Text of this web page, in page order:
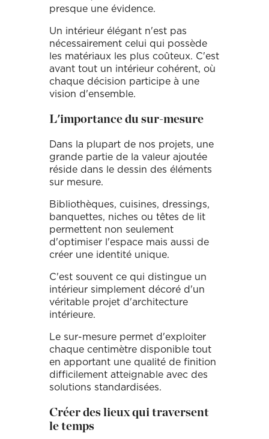
presque une évidence.
Un intérieur élégant n'est pas
nécessairement celui qui possède
les matériaux les plus coûteux. C'est
avant tout un intérieur cohérent, où
chaque décision participe à une
vision d'ensemble.
L'importance du sur-mesure
Dans la plupart de nos projets, une
grande partie de la valeur ajoutée
réside dans le dessin des éléments
sur mesure.
Bibliothèques, cuisines, dressings,
banquettes, niches ou têtes de lit
permettent non seulement
d'optimiser l'espace mais aussi de
créer une identité unique.
C'est souvent ce qui distingue un
intérieur simplement décoré d'un
véritable projet d'architecture
intérieure.
Le sur-mesure permet d'exploiter
chaque centimètre disponible tout
en apportant une qualité de finition
difficilement atteignable avec des
solutions standardisées.
Créer des lieux qui traversent
le temps